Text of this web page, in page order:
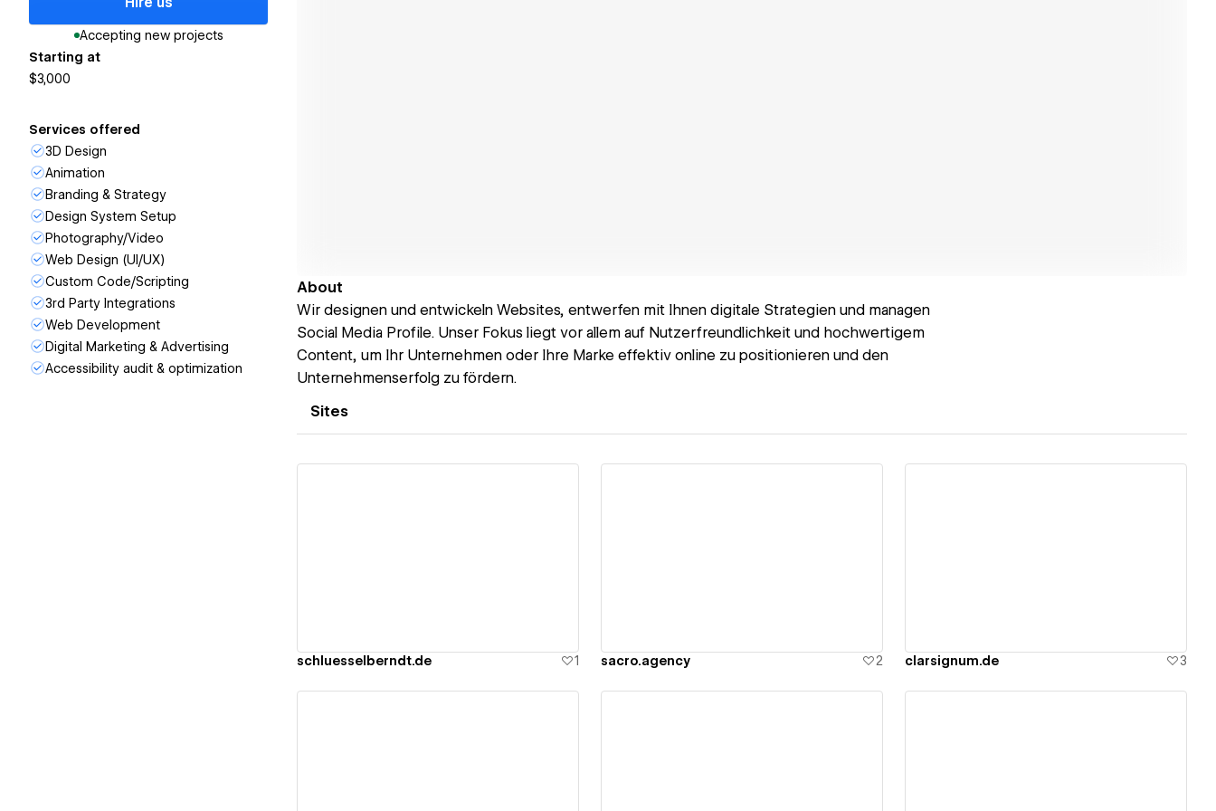
Accepting new projects
Starting at
$3,000
Services offered
3D Design
Animation
Branding & Strategy
Design System Setup
Photography/Video
Web Design (UI/UX)
Custom Code/Scripting
3rd Party Integrations
Web Development
Digital Marketing & Advertising
Accessibility audit & optimization
About
Wir designen und entwickeln Websites, entwerfen mit Ihnen digitale Strategien und managen
Social Media Profile. Unser Fokus liegt vor allem auf Nutzerfreundlichkeit und hochwertigem
Content, um Ihr Unternehmen oder Ihre Marke effektiv online zu positionieren und den
Unternehmenserfolg zu fördern.
Sites
schluesselberndt.de 1 sacro.agency 2 clarsignum.de 3